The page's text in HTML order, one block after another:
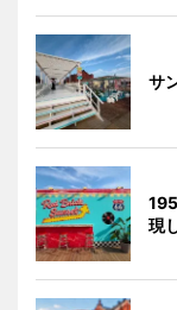
サ
現